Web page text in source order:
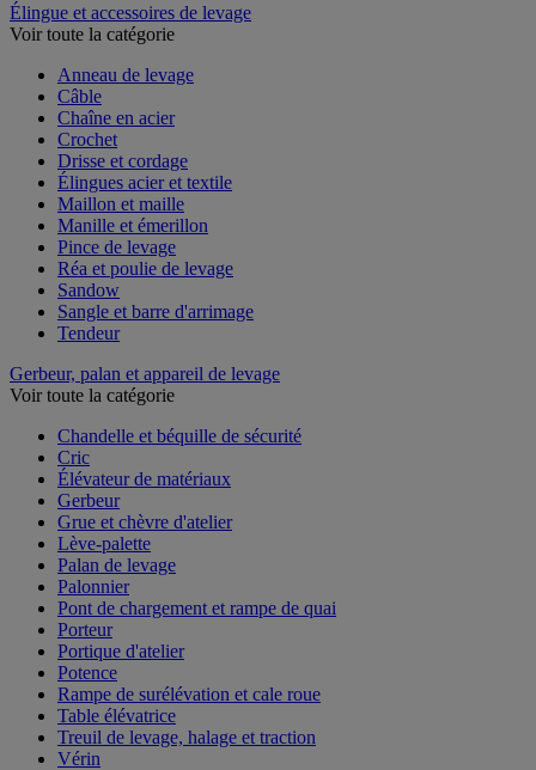
Élingue et accessoires de levage
Voir toute la catégorie
Anneau de levage
Câble
Chaîne en acier
Crochet
Drisse et cordage
Élingues acier et textile
Maillon et maille
Manille et émerillon
Pince de levage
Réa et poulie de levage
Sandow
Sangle et barre d'arrimage
Tendeur
Gerbeur, palan et appareil de levage
Voir toute la catégorie
Chandelle et béquille de sécurité
Cric
Élévateur de matériaux
Gerbeur
Grue et chèvre d'atelier
Lève-palette
Palan de levage
Palonnier
Pont de chargement et rampe de quai
Porteur
Portique d'atelier
Potence
Rampe de surélévation et cale roue
Table élévatrice
Treuil de levage, halage et traction
Vérin